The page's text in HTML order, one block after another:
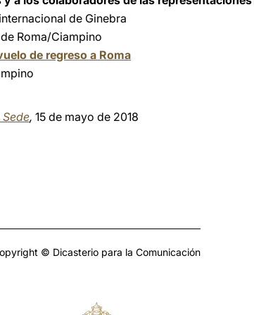
de Ginebra
Roma/Ciampino
de regreso a Roma
, 15 de mayo de 2018
© Dicasterio para la Comunicación